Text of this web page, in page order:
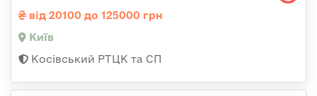
від 20100 до 125000 грн
Київ
Косівський РТЦК та СП